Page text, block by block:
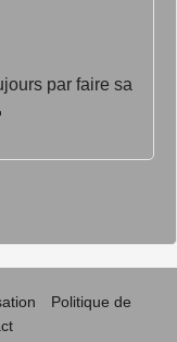
par faire sa
Politique de